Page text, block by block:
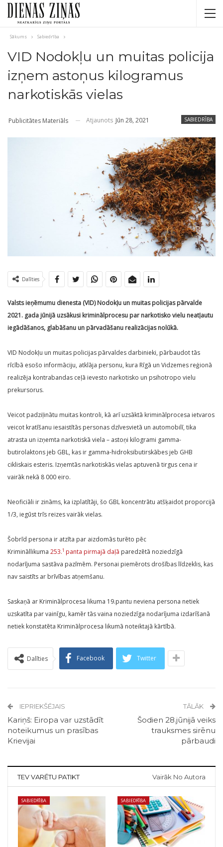
Sākums Sabiedrība
VID Nodokļu un muitas policija
izņem astoņus kilogramus
narkotiskās vielas
SABIEDRĪBA
Publicitātes Materiāls Atjaunots Jūn 28, 2021
Dalīties
Valsts ieņēmumu dienesta (VID) Nodokļu un muitas policijas pārvalde
2021. gada jūnijā uzsākusi kriminālprocesu par narkotisko vielu neatļautu
iegādāšanos, glabāšanu un pārvadāšanu realizācijas nolūkā.
VID Nodokļu un muitas policijas pārvaldes darbinieki, pārbaudot tās
rīcībā esošo informāciju, atklāja personu, kura Rīgā un Vidzemes reģionā
realizēja kontrabandas ceļā ievesto narkotisko un psihotropo vielu
prekursorus.
Veicot padziļinātu muitas kontroli, kā arī uzsāktā kriminālprocesa ietvaros
veicot kratīšanu iesaistītās personas dzīvesvietā un automobilī, tika
atrasta un izņemta narkotiskā viela – astoņi kilogrami gamma-
butirolaktons jeb GBL, kas ir gamma-hidroksibutirskābes jeb GHB
cikliskais esteris. Izņemtās narkotiskās vielas aptuvenā tirgus cena ir
vairāk nekā 8 000 eiro.
Neoficiāli ir zināms, ka izplatītāji, šo GBL koncentrātu atšķaidot proporcijā
1/3, iegūst trīs reizes vairāk vielas.
Šobrīd persona ir atzīta par aizdomās turēto pēc
Krimināllikuma 253.1 panta pirmajā daļā paredzētā noziedzīgā
nodarījuma sastāva pazīmēm. Personai piemērots drošības līdzeklis, kas
nav saistīts ar brīvības atņemšanu.
Saskaņā ar Kriminālprocesa likuma 19.pantu neviena persona netiek
uzskatīta par vainīgu, kamēr tās vaina noziedzīga nodarījuma izdarīšanā
netiek konstatēta Kriminālprocesa likumā noteiktajā kārtībā.
Dalīties Facebook Twitter
IEPRIEKŠĒJAIS
Kariņš: Eiropa var uzstādīt
noteikumus un prasības
Krievijai
TĀLĀK
Šodien 28.jūnijā veiks
trauksmes sirēnu
pārbaudi
TEV VARĒTU PATIKT Vairāk No Autora
SABIEDRĪBA SABIEDRĪBA